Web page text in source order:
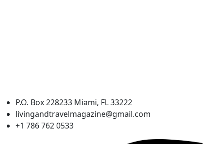
P.O. Box 228233 Miami, FL 33222
livingandtravelmagazine@gmail.com
+1 786 762 0533